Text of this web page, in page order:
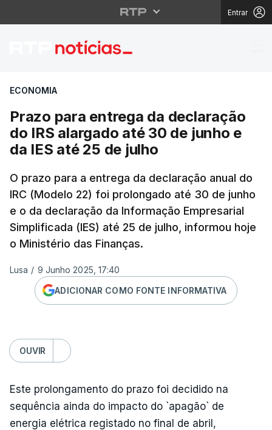
Entrar
Prazo para entrega
ECONOMIA
Prazo para entrega da declaração
do IRS alargado até 30 de junho e
da IES até 25 de julho
O prazo para a entrega da declaração anual do
IRC (Modelo 22) foi prolongado até 30 de junho
e o da declaração da Informação Empresarial
Simplificada (IES) até 25 de julho, informou hoje
o Ministério das Finanças.
Lusa / 9 Junho 2025, 17:40
ADICIONAR COMO FONTE INFORMATIVA
OUVIR
Este prolongamento do prazo foi decidido na
sequência ainda do impacto do `apagão` de
energia elétrica registado no final de abril,